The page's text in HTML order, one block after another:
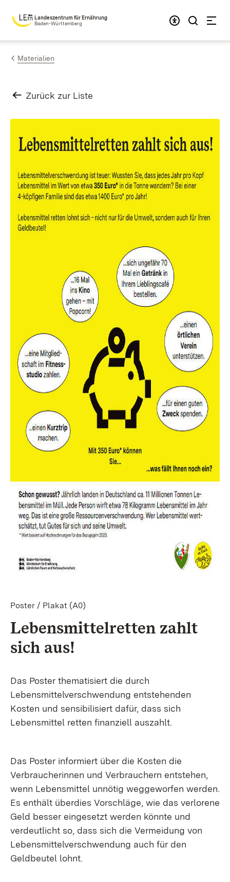
Zum Inhalt springen
Landeszentrum für Ernährung
Baden-Württemberg
Materialien
Zurück zur Liste
Poster / Plakat (A0)
Lebensmittelretten zahlt
sich aus!
Das Poster thematisiert die durch
Lebensmittelverschwendung entstehenden
Kosten und sensibilisiert dafür, dass sich
Lebensmittel retten finanziell auszahlt.
Das Poster informiert über die Kosten die
Verbraucherinnen und Verbrauchern entstehen,
wenn Lebensmittel unnötig weggeworfen werden.
Es enthält überdies Vorschläge, wie das verlorene
Geld besser eingesetzt werden könnte und
verdeutlicht so, dass sich die Vermeidung von
Lebensmittelverschwendung auch für den
Geldbeutel lohnt.